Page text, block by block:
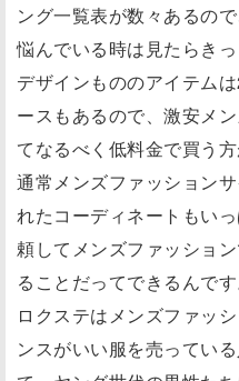
ング一覧表が数々あるの
悩んでいる時は見たらき
デザインもののアイテム
ースもあるので、激安メ
てなるべく低料金で買う
通常メンズファッション
れたコーディネートもい
頼してメンズファッショ
ることだってできるんです
ロクステはメンズファッ
ンスがいい服を売ってい